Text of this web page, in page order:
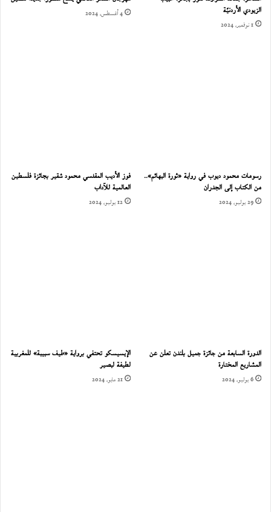
الزيودي الأردنيّة
1 نوفمبر، 2024
4 أغسطس، 2024
رسومات محمود ديوب في رواية «ثورة البهائم»..
من الكتاب إلى الجدران
29 يوليو، 2024
فوز الأديب المقدسي محمود شقير بجائزة فلسطين
العالمية للآداب
12 يوليو، 2024
الدورة السابعة من جائزة جميل بلندن تعلن عن
المشاريع المختارة
6 يوليو، 2024
الإيسيسكو تحتفي برواية «طيف سبيبة» للمغربية
لطيفة لبصير
21 مايو، 2024